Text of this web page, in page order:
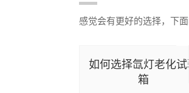
感觉会有更好的选择，下
如何选择氙灯老化试
箱